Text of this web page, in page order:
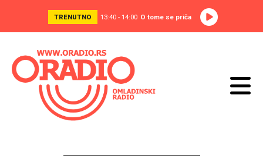
TRENUTNO 13:40 - 14:00 O tome se priča